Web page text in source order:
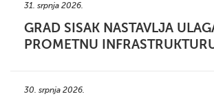
31. srpnja 2026.
GRAD SISAK NASTAVLJA
PROMETNU
30. srpnja 2026.